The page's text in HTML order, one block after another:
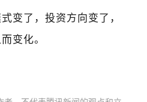
变了，投资方向变了，
变化。